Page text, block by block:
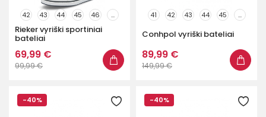
42 43 44 45 46 ...
Rieker vyriški sportiniai
bateliai
69,99 €
99,99 €
41 42 43 44 45 ...
Conhpol vyriški bateliai
89,99 €
149,99 €
-40% -40%